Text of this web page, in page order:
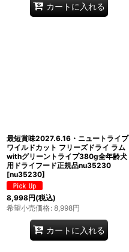
カートに入れる
最短賞味2027.6.16・ニュートライプ
ワイルドカット フリーズドライ ラム
withグリーントライプ380g全年齢犬
用ドライフード正規品nu35230
[nu35230]
8,998円(税込)
希望小売価格: 8,998円
カートに入れる